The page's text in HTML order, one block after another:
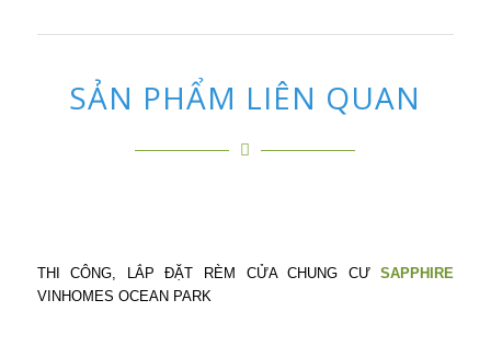
SẢN PHẨM LIÊN QUAN
THI CÔNG, LẮP ĐẶT RÈM CỬA CHUNG CƯSAPPHIRE
VINHOMES OCEAN PARK